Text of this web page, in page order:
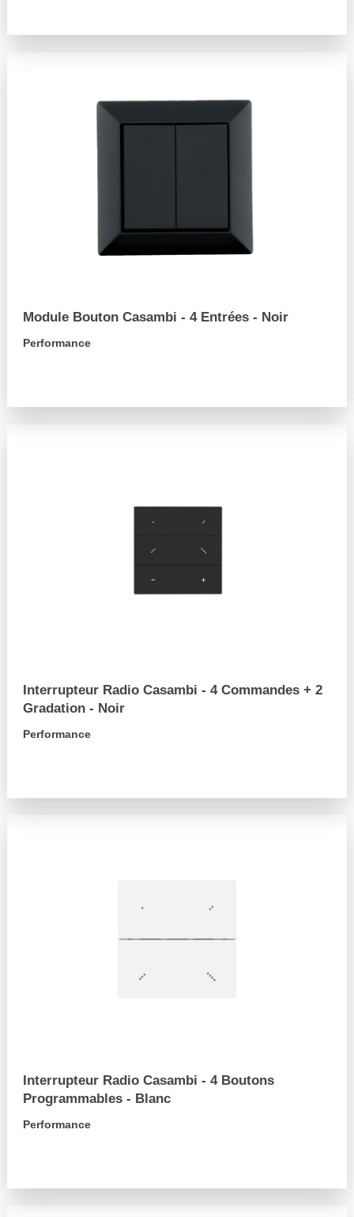
Module Bouton Casambi - 4 Entrées - Noir
Performance
Interrupteur Radio Casambi - 4 Commandes + 2
Gradation - Noir
Performance
Interrupteur Radio Casambi - 4 Boutons
Programmables - Blanc
Performance